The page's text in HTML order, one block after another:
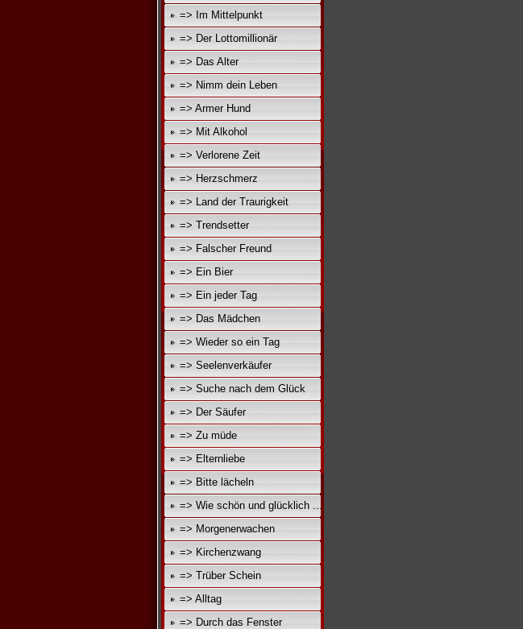
=> Im Mittelpunkt
=> Der Lottomillionär
=> Das Alter
=> Nimm dein Leben
=> Armer Hund
=> Mit Alkohol
=> Verlorene Zeit
=> Herzschmerz
=> Land der Traurigkeit
=> Trendsetter
=> Falscher Freund
=> Ein Bier
=> Ein jeder Tag
=> Das Mädchen
=> Wieder so ein Tag
=> Seelenverkäufer
=> Suche nach dem Glück
=> Der Säufer
=> Zu müde
=> Elternliebe
=> Bitte lächeln
=> Wie schön und glücklich ...
=> Morgenerwachen
=> Kirchenzwang
=> Trüber Schein
=> Alltag
=> Durch das Fenster